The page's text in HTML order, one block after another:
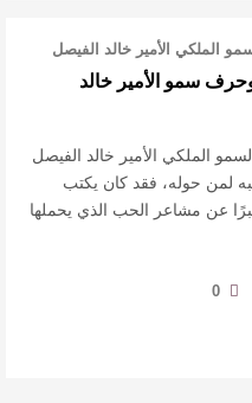
الملكي الأمير خالد الفيصل
سمو الأمير خالد
الملكي الأمير خالد الفيصل
لمن حوله، فقد كان يكتب
عن مشاعر الحب الذي يحملها
0